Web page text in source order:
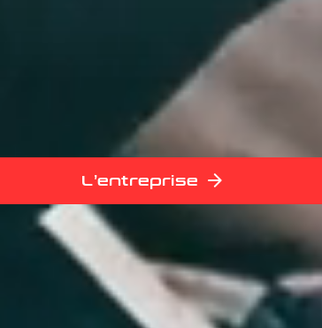
L’entreprise